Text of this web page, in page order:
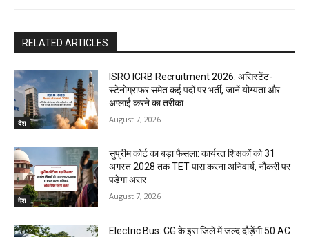
RELATED ARTICLES
देश
ISRO ICRB Recruitment 2026: असिस्टेंट-
स्टेनोग्राफर समेत कई पदों पर भर्ती, जानें योग्यता और
अप्लाई करने का तरीका
August 7, 2026
देश
सुप्रीम कोर्ट का बड़ा फैसला: कार्यरत शिक्षकों को 31
अगस्त 2028 तक TET पास करना अनिवार्य, नौकरी पर
पड़ेगा असर
August 7, 2026
Electric Bus: CG के इस जिले में जल्द दौड़ेंगी 50 AC